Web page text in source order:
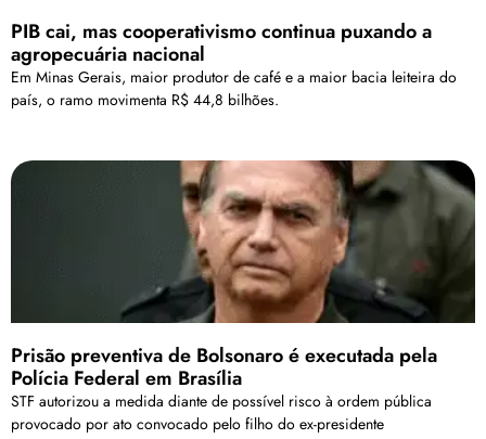
PIB cai, mas cooperativismo continua puxando a
agropecuária nacional
Em Minas Gerais, maior produtor de café e a maior bacia leiteira do
país, o ramo movimenta R$ 44,8 bilhões.
Prisão preventiva de Bolsonaro é executada pela
Polícia Federal em Brasília
STF autorizou a medida diante de possível risco à ordem pública
provocado por ato convocado pelo filho do ex-presidente